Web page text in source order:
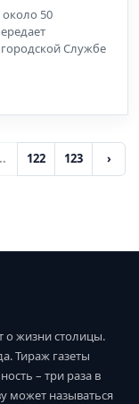
50
Службе
122 123 ›
о жизни столицы.
Тираж газеты
– три раза в
может называться